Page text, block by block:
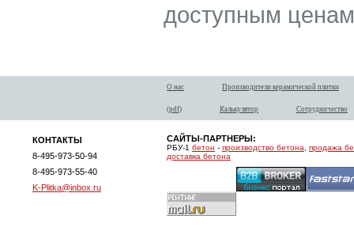
доступным
О нас Производители керамической плитки
(pdf) Калькулятор Сотрудничество
КОНТАКТЫ
8-495-973-50-94
8-495-973-55-40
K-Plitka@inbox.ru
САЙТЫ-ПАРТНЕРЫ:
РБУ-1 бетон - производство бетона
продажа
доставка бетона